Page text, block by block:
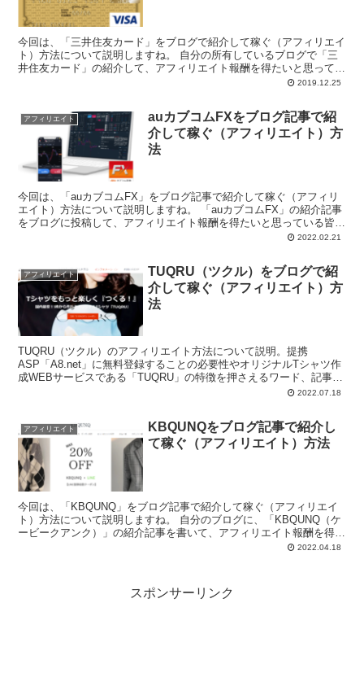
今回は、「三井住友カード」をブログで紹介して稼ぐ（アフィリエイ
ト）方法について説明しますね。 自分の所有しているブログで「三
井住友カード」の紹介して、アフィリエイト報酬を得たいと思ってい
2019.12.25
アフィリエイト
auカブコムFXをブログ記事で紹
介して稼ぐ（アフィリエイト）方
法
今回は、「auカブコムFX」をブログ記事で紹介して稼ぐ（アフィリ
エイト）方法について説明しますね。 「auカブコムFX」の紹介記事
をブログに投稿して、アフィリエイト報酬を得たいと思っている皆
2022.02.21
アフィリエイト
TUQRU（ツクル）をブログで紹
介して稼ぐ（アフィリエイト）方
法
TUQRU（ツクル）のアフィリエイト方法について説明。提携
ASP「A8.net」に無料登録することの必要性やオリジナルTシャツ作
成WEBサービスである「TUQRU」の特徴を押さえるワード、記事の
2022.07.18
アフィリエイト
KBQUNQをブログ記事で紹介し
て稼ぐ（アフィリエイト）方法
今回は、「KBQUNQ」をブログ記事で紹介して稼ぐ（アフィリエイ
ト）方法について説明しますね。 自分のブログに、「KBQUNQ（ケ
ービークアンク）」の紹介記事を書いて、アフィリエイト報酬を得た
2022.04.18
スポンサーリンク